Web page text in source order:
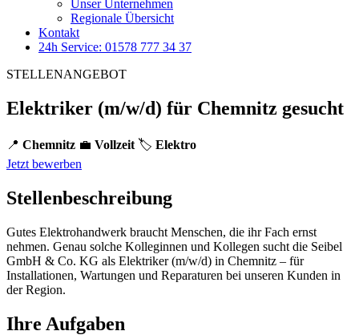
Unser Unternehmen
Regionale Übersicht
Kontakt
24h Service: 01578 777 34 37
STELLENANGEBOT
Elektriker (m/w/d) für Chemnitz gesucht
📍 Chemnitz 💼 Vollzeit 🏷️ Elektro
Jetzt bewerben
Stellenbeschreibung
Gutes Elektrohandwerk braucht Menschen, die ihr Fach ernst
nehmen. Genau solche Kolleginnen und Kollegen sucht die Seibel
GmbH & Co. KG als Elektriker (m/w/d) in Chemnitz – für
Installationen, Wartungen und Reparaturen bei unseren Kunden in
der Region.
Ihre Aufgaben